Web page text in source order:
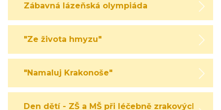
Zábavná lázeňská olympiáda
"Ze života hmyzu"
"Namaluj Krakonoše"
Den dětí - ZŠ a MŠ při léčebně zrakových